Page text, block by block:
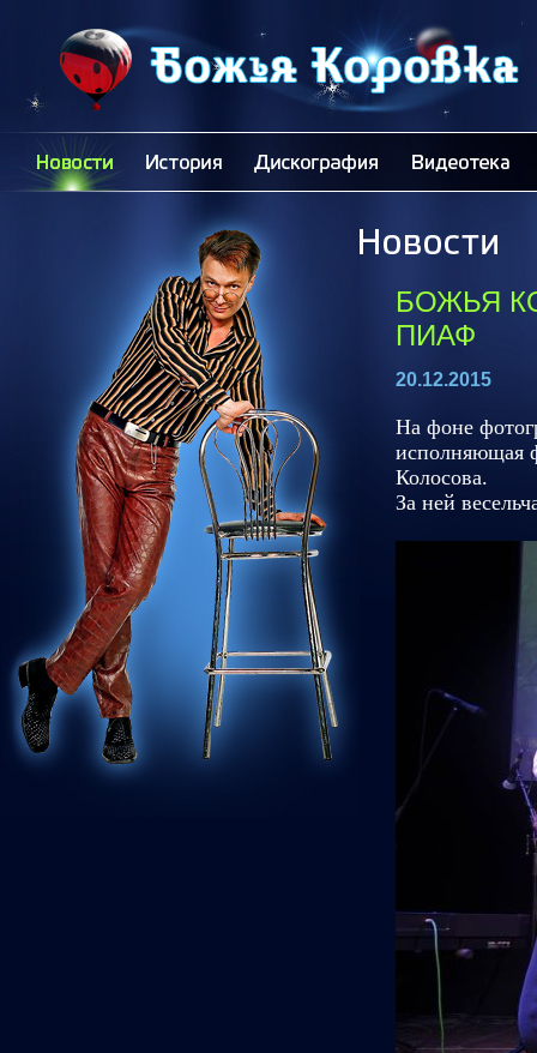
БОЖЬЯ
ПИАФ
20.12.2015
На фоне
исполняющая
Колосова.
За ней